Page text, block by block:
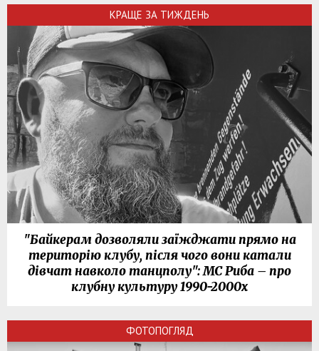
КРАЩЕ ЗА ТИЖДЕНЬ
"Байкерам дозволяли заїжджати прямо на
територію клубу, після чого вони катали
дівчат навколо танцполу": МС Риба – про
клубну культуру 1990-2000х
ФОТОПОГЛЯД